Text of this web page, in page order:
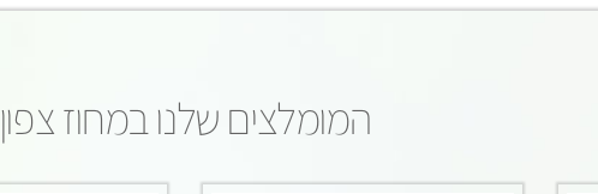
המומלצים שלנו במחוז צפון